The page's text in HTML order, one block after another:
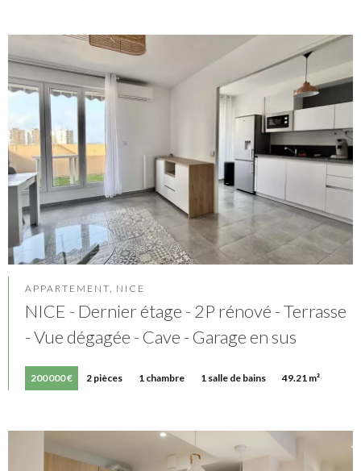
APPARTEMENT, NICE
NICE - Dernier étage - 2P rénové - Terrasse
- Vue dégagée - Cave - Garage en sus
200 000 € 2 pièces 1 chambre 1 salle de bains 49.21 m²